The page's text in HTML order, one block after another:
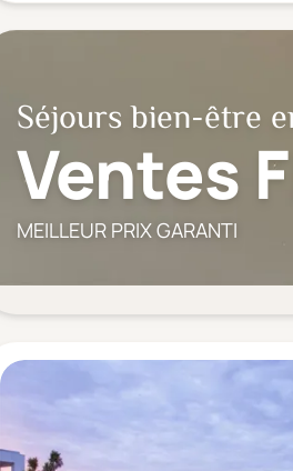
Séjours bien-être
Ventes
MEILLEUR PRIX GARANTI